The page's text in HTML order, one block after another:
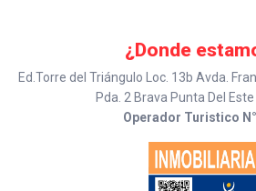
¿Donde
Ed.Torre del Triángulo Loc. 13b Avda.
Pda. 2 Brava Punta Del
Operador Turistico